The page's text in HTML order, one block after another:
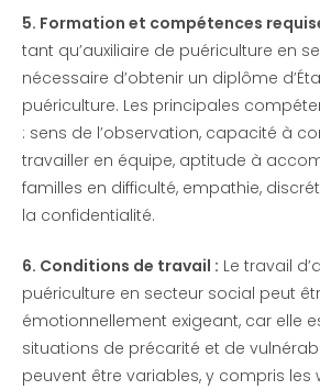
5. Formation et compétences
tant qu’auxiliaire de puériculture en
nécessaire d’obtenir un diplôme
puériculture. Les principales
: sens de l’observation, capacité à
travailler en équipe, aptitude à
familles en difficulté, empathie,
la confidentialité.
6. Conditions de travail : Le travail
puériculture en secteur social peut
émotionnellement exigeant, car elle
situations de précarité et de
peuvent être variables, y compris les